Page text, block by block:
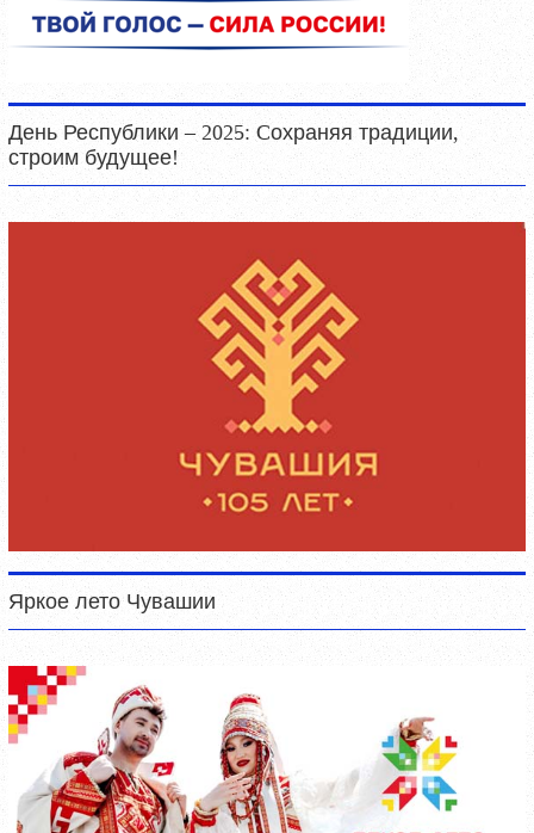
День Республики – 2025: Cохраняя традиции,
строим будущее!
Яркое лето Чувашии